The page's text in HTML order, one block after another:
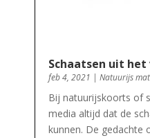
Schaatsen uit
feb 4, 2021 | Natuurijs
Bij natuurijskoorts of
media altijd dat de
kunnen. De gedachte